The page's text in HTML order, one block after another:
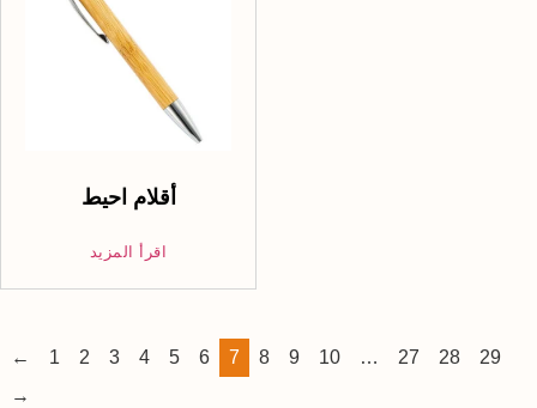
أقلام احيط
اقرأ المزيد
← 1 2 3 4 5 6 7 8 9 10 … 27 28
29
→